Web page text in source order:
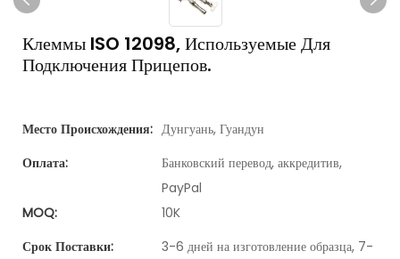
Клеммы ISO 12098, Используемые Для
Подключения Прицепов.
Место Происхождения: Дунгуань, Гуандун
Оплата:
Банковский перевод, аккредитив,
PayPal
MOQ:
10K
Срок Поставки:
3-6 дней на изготовление образца, 7-